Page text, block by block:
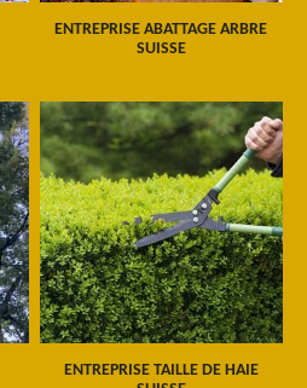
ENTREPRISE ABATTAGE ARBRE
SUISSE
ENTREPRISE TAILLE DE HAIE